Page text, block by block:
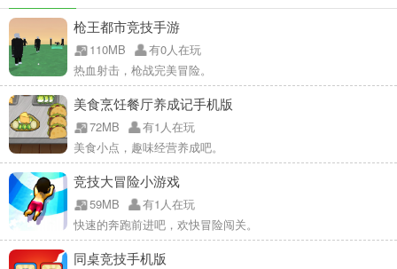
枪王都市竞技手游
110MB
有0人在玩
热血射击，枪战完美冒险。
美食烹饪餐厅养成记手机版
72MB
有1人在玩
美食小点，趣味经营养成吧。
竞技大冒险小游戏
59MB
有1人在玩
快速的奔跑前进吧，欢快冒险闯关。
同桌竞技手机版